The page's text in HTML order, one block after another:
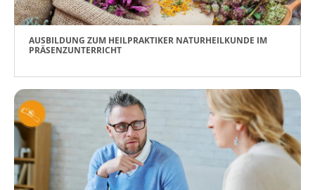
AUSBILDUNG ZUM HEILPRAKTIKER NATURHEILKUNDE IM
PRÄSENZUNTERRICHT